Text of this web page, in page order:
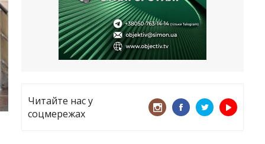
«ТЦК порушує закон? Нехай
платять!» Як завдяки штрафу жінку
виключили з обліку
15.05.2026
Читайте нас у
соцмережах